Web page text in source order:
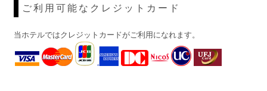
ご利用可能なクレジットカード
当ホテルではクレジットカードがご利用になれます。